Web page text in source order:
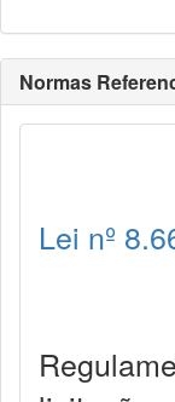
Normas
Lei nº